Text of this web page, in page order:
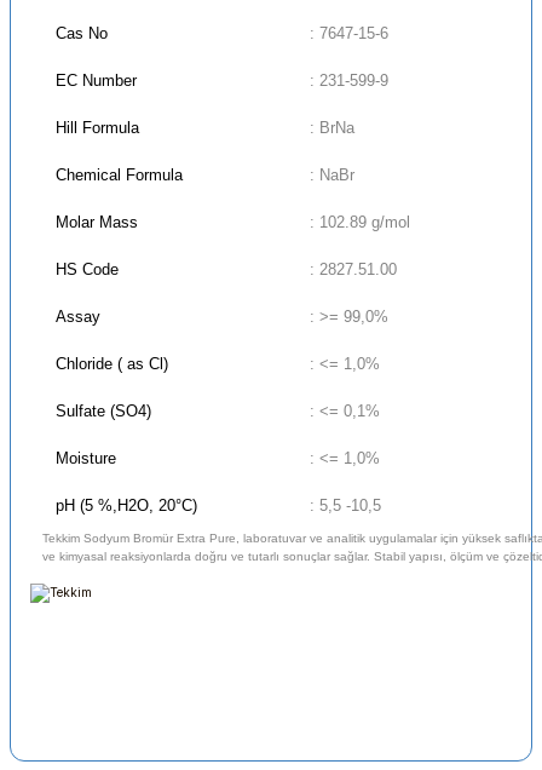
Cas No : 7647-15-6
EC Number : 231-599-9
Hill Formula : BrNa
Chemical Formula : NaBr
Molar Mass : 102.89 g/mol
HS Code : 2827.51.00
Assay : >= 99,0%
Chloride ( as Cl) : <= 1,0%
Sulfate (SO4) : <= 0,1%
Moisture : <= 1,0%
pH (5 %,H2O, 20°C) : 5,5 -10,5
Tekkim Sodyum Bromür Extra Pure, laboratuvar ve analitik uygulamalar için yüksek
ve kimyasal reaksiyonlarda doğru ve tutarlı sonuçlar sağlar. Stabil yapısı, ölçüm ve